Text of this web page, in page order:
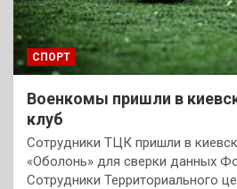
СПОРТ
Военкомы пришли в
клуб
Сотрудники ТЦК пришли в
«Оболонь» для сверки данных
Сотрудники Территориального